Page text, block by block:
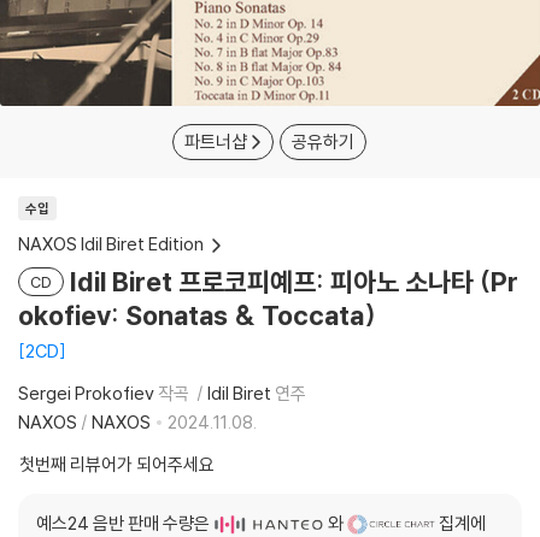
파트너샵 공유하기
수입
NAXOS Idil Biret Edition
CD
Idil Biret 프로코피예프: 피아노 소나타 (Pr
okofiev: Sonatas & Toccata)
2CD
Sergei Prokofiev 작곡 Idil Biret 연주
NAXOS / NAXOS
2024.11.08.
첫번째 리뷰어가 되어주세요
예스24 음반 판매 수량은 와
집계에